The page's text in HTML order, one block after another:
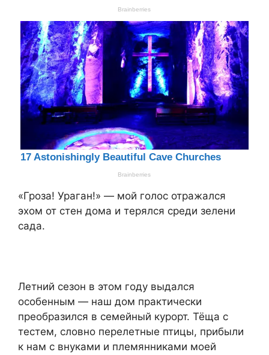
«Гроза! Ураган!» — мой голос отражался
эхом от стен дома и терялся среди зелени
сада.
Летний сезон в этом году выдался
особенным — наш дом практически
преобразился в семейный курорт. Тёща с
тестем, словно перелетные птицы, прибыли
к нам с внуками и племянниками моей